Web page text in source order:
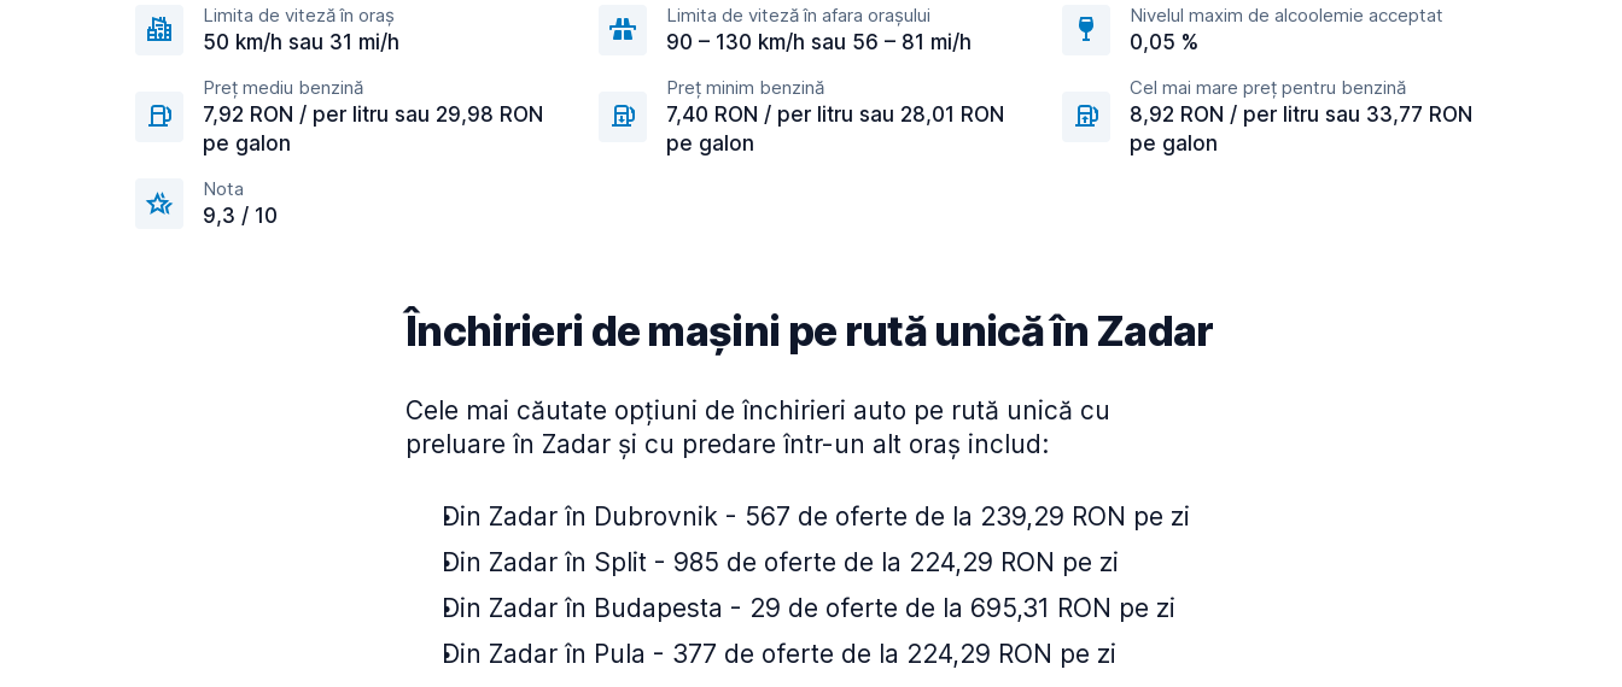
Limita de viteză în oraș
50 km/h sau 31 mi/h
Limita de viteză în afara orașului
90 – 130 km/h sau 56 – 81 mi/h
Nivelul maxim de alcoolemie acceptat
0,05 %
Preț mediu benzină
7,92 RON / per litru sau 29,98 RON
pe galon
Preț minim benzină
7,40 RON / per litru sau 28,01 RON
pe galon
Cel mai mare preț pentru benzină
8,92 RON / per litru sau 33,77 RON
pe galon
Nota
9,3 / 10
Închirieri de mașini pe rută unică în Zadar
Cele mai căutate opțiuni de închirieri auto pe rută unică cu
preluare în Zadar și cu predare într-un alt oraș includ:
Din Zadar în Dubrovnik - 567 de oferte de la 239,29 RON pe zi
Din Zadar în Split - 985 de oferte de la 224,29 RON pe zi
Din Zadar în Budapesta - 29 de oferte de la 695,31 RON pe zi
Din Zadar în Pula - 377 de oferte de la 224,29 RON pe zi